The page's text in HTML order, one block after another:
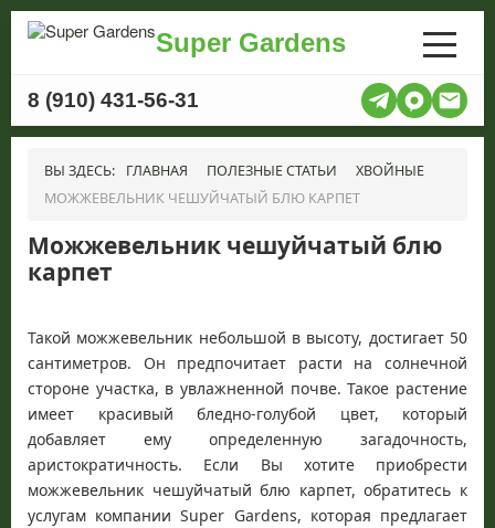
Super Gardens
8 (910) 431-56-31
ВЫ ЗДЕСЬ: ГЛАВНАЯ ПОЛЕЗНЫЕ СТАТЬИ
ХВОЙНЫЕ
МОЖЖЕВЕЛЬНИК ЧЕШУЙЧАТЫЙ БЛЮ КАРПЕТ
Можжевельник чешуйчатый блю
карпет
Такой можжевельник небольшой в высоту, достигает 50
сантиметров. Он предпочитает расти на солнечной
стороне участка, в увлажненной почве. Такое растение
имеет красивый бледно-голубой цвет, который
добавляет ему определенную загадочность,
аристократичность. Если Вы хотите приобрести
можжевельник чешуйчатый блю карпет, обратитесь к
услугам компанииSuper Gardens, которая предлагает